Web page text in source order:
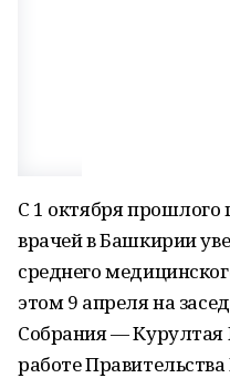
С 1 октября
врачей в Башкирии
среднего
этом 9 апреля на
Собрания — Курултая
работе